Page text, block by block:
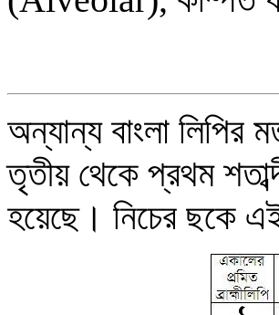
অন্যান্য বাংলা লিপির
তৃতীয় থেকে প্রথম
হয়েছে। নিচের ছকে